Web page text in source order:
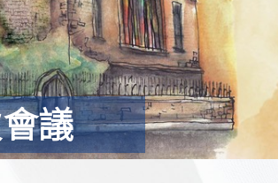
議